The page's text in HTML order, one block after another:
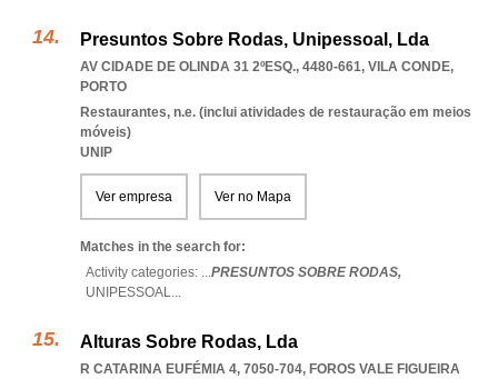
Presuntos Sobre Rodas, Unipessoal, Lda
AV CIDADE DE OLINDA 31 2ºESQ., 4480-661, VILA CONDE,
PORTO
Restaurantes, n.e. (inclui atividades de restauração em meios
móveis)
UNIP
Ver empresa Ver no Mapa
Matches in the search for:
Activity categories: ...PRESUNTOS SOBRE RODAS,
UNIPESSOAL...
Alturas Sobre Rodas, Lda
R CATARINA EUFÉMIA 4, 7050-704, FOROS VALE FIGUEIRA